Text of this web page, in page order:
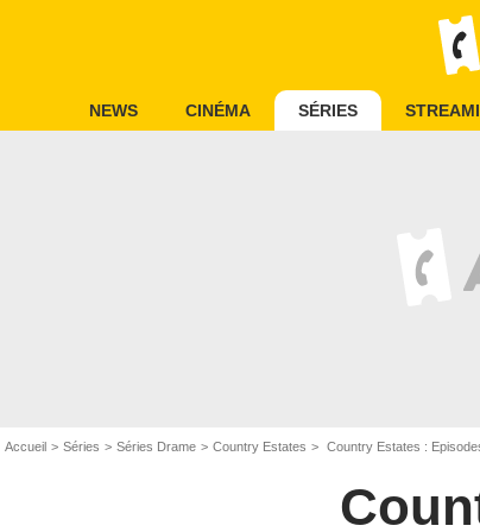
NEWS CINÉMA SÉRIES
Accueil Séries Séries Drame Country Estates Country Estates :